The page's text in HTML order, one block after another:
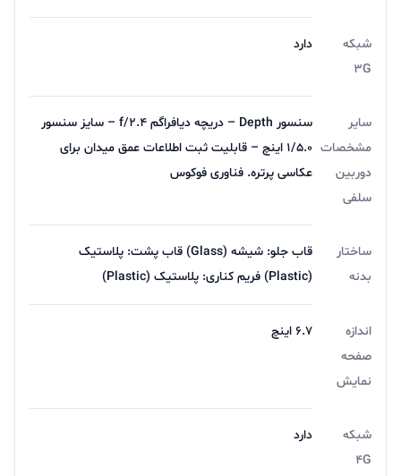
شبکه
3G
دارد
سایر
مشخصات
دوربین
سلفی
سنسور Depth – دریچه دیافراگم f/2.4 – سایز سنسور
1/5.0 اینچ – قابلیت ثبت اطلاعات عمق میدان برای
عکاسی پرتره. فناوری فوکوس
ساختار
بدنه
قاب جلو: شیشه (Glass) قاب پشت: پلاستیک
(Plastic) فریم کناری: پلاستیک (Plastic)
اندازه
صفحه
نمایش
۶.۷ اینچ
شبکه
4G
دارد